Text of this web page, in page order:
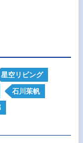
星空リビング
石川茱帆